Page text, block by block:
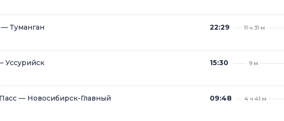
Туманган 22:29 11 ч 31 м
Уссурийск 15:30 9 м
— Новосибирск-Главный 09:48 4 ч 41 м